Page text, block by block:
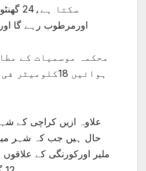
سکتا
اورمرطوب رہے گا
محکمہ موسمیات کے
ہوائیں
علاوہ ازیں کراچی
حال ہیں جب کہ شہر
ملیر اورکورنگی کے